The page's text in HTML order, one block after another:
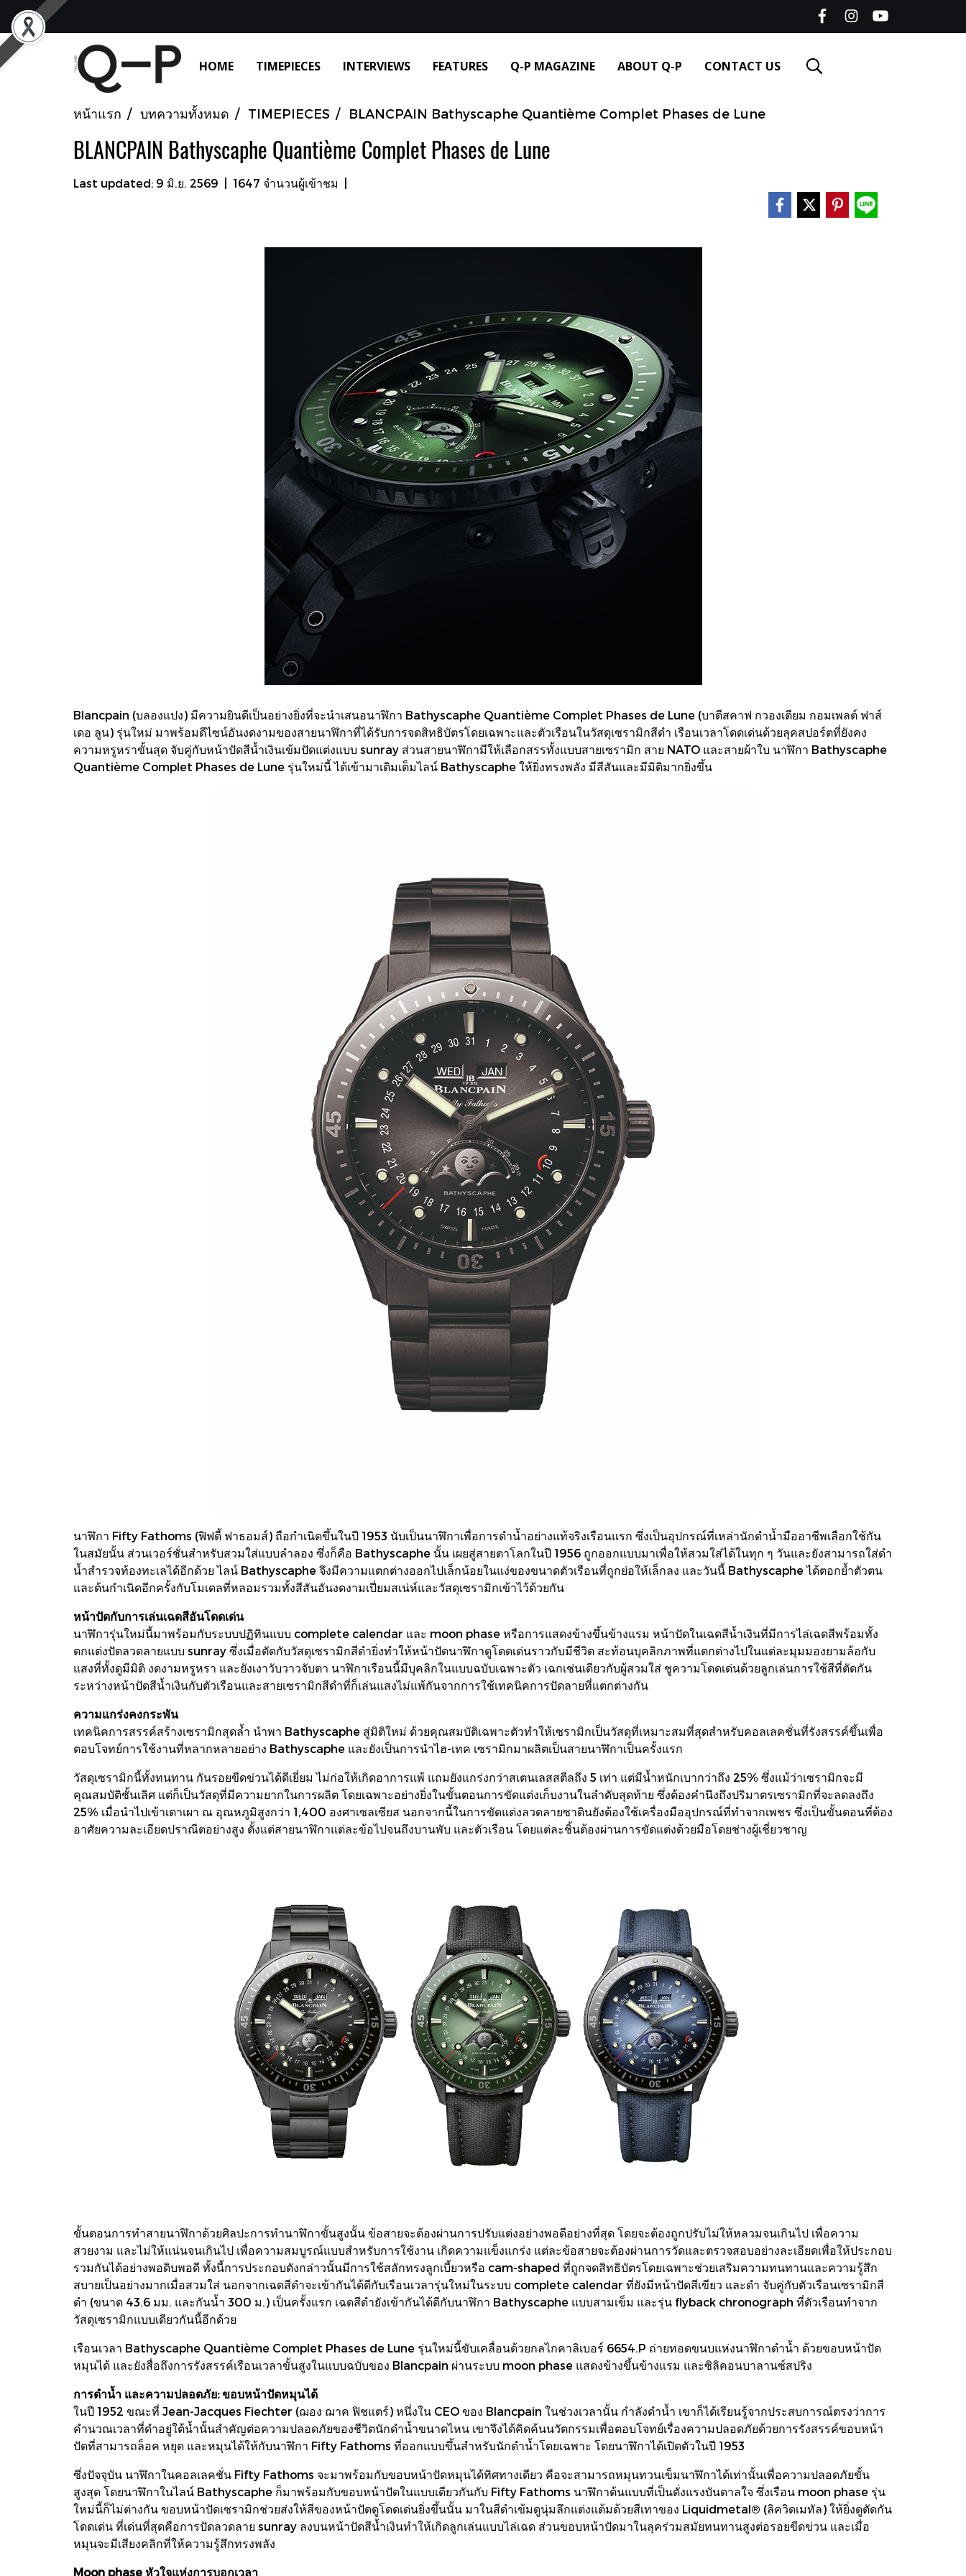
HOME TIMEPIECES INTERVIEWS FEATURES Q-P MAGAZINE ABOUT Q-P CONTACT US
หน้าแรก บทความทั้งหมด TIMEPIECES BLANCPAIN Bathyscaphe Quantième Complet Phases de Lune
BLANCPAIN Bathyscaphe Quantième Complet Phases de Lune
Last updated: 9 มิ.ย. 2569 1647 จำนวนผู้เข้าชม
Blancpain (บลองแปง) มีความยินดีเป็นอย่างยิ่งที่จะนำเสนอนาฬิกา Bathyscaphe Quantième Complet Phases de Lune (บาตีสคาฟ กวองเตียม กอมเพลต์ ฟาส์
เดอ ลูน) รุ่นใหม่ มาพร้อมดีไซน์อันงดงามของสายนาฬิกาที่ได้รับการจดสิทธิบัตรโดยเฉพาะและตัวเรือนในวัสดุเซรามิกสีดำ เรือนเวลาโดดเด่นด้วยลุคสปอร์ตที่ยังคง
ความหรูหราขั้นสุด จับคู่กับหน้าปัดสีน้ำเงินเข้มปัดแต่งแบบ sunray ส่วนสายนาฬิกามีให้เลือกสรรทั้งแบบสายเซรามิก สาย NATO และสายผ้าใบ นาฬิกา Bathyscaphe
Quantième Complet Phases de Lune รุ่นใหม่นี้ ได้เข้ามาเติมเต็มไลน์ Bathyscaphe ให้ยิ่งทรงพลัง มีสีสันและมีมิติมากยิ่งขึ้น
นาฬิกา Fifty Fathoms (ฟิฟตี้ ฟาธอมส์) ถือกำเนิดขึ้นในปี 1953 นับเป็นนาฬิกาเพื่อการดำน้ำอย่างแท้จริงเรือนแรก ซึ่งเป็นอุปกรณ์ที่เหล่านักดำน้ำมืออาชีพเลือกใช้กัน
ในสมัยนั้น ส่วนเวอร์ชั่นสำหรับสวมใส่แบบลำลอง ซึ่งก็คือ Bathyscaphe นั้น เผยสู่สายตาโลกในปี 1956 ถูกออกแบบมาเพื่อให้สวมใส่ได้ในทุก ๆ วันและยังสามารถใส่ดำ
น้ำสำรวจท้องทะเลได้อีกด้วย ไลน์ Bathyscaphe จึงมีความแตกต่างออกไปเล็กน้อยในแง่ของขนาดตัวเรือนที่ถูกย่อให้เล็กลง และวันนี้ Bathyscaphe ได้ตอกย้ำตัวตน
และต้นกำเนิดอีกครั้งกับโมเดลที่หลอมรวมทั้งสีสันอันงดงามเปี่ยมสเน่ห์และวัสดุเซรามิกเข้าไว้ด้วยกัน
หน้าปัดกับการเล่นเฉดสีอันโดดเด่น
นาฬิการุ่นใหม่นี้มาพร้อมกับระบบปฏิทินแบบ complete calendar และ moon phase หรือการแสดงข้างขึ้นข้างแรม หน้าปัดในเฉดสีน้ำเงินที่มีการไล่เฉดสีพร้อมทั้ง
ตกแต่งปัดลวดลายแบบ sunray ซึ่งเมื่อตัดกับวัสดุเซรามิกสีดำยิ่งทำให้หน้าปัดนาฬิกาดูโดดเด่นราวกับมีชีวิต สะท้อนบุคลิกภาพที่แตกต่างไปในแต่ละมุมมองยามล้อกับ
แสงที่ทั้งดูมีมิติ งดงามหรูหรา และยังเงาวับวาวจับตา นาฬิกาเรือนนี้มีบุคลิกในแบบฉบับเฉพาะตัว เฉกเช่นเดียวกับผู้สวมใส่ ชูความโดดเด่นด้วยลูกเล่นการใช้สีที่ตัดกัน
ระหว่างหน้าปัดสีน้ำเงินกับตัวเรือนและสายเซรามิกสีดำที่ก็เล่นแสงไม่แพ้กันจากการใช้เทคนิคการปัดลายที่แตกต่างกัน
ความแกร่งคงกระพัน
เทคนิคการสรรค์สร้างเซรามิกสุดล้ำ นำพา Bathyscaphe สู่มิติใหม่ ด้วยคุณสมบัติเฉพาะตัวทำให้เซรามิกเป็นวัสดุที่เหมาะสมที่สุดสำหรับคอลเลคชั่นที่รังสรรค์ขึ้นเพื่อ
ตอบโจทย์การใช้งานที่หลากหลายอย่าง Bathyscaphe และยังเป็นการนำไฮ-เทค เซรามิกมาผลิตเป็นสายนาฬิกาเป็นครั้งแรก
วัสดุเซรามิกนี้ทั้งทนทาน กันรอยขีดข่วนได้ดีเยี่ยม ไม่ก่อให้เกิดอาการแพ้ แถมยังแกร่งกว่าสเตนเลสสตีลถึง 5 เท่า แต่มีน้ำหนักเบากว่าถึง 25% ซึ่งแม้ว่าเซรามิกจะมี
คุณสมบัติชั้นเลิศ แต่ก็เป็นวัสดุที่มีความยากในการผลิต โดยเฉพาะอย่างยิ่งในขั้นตอนการขัดแต่งเก็บงานในลำดับสุดท้าย ซึ่งต้องคำนึงถึงปริมาตรเซรามิกที่จะลดลงถึง
25% เมื่อนำไปเข้าเตาเผา ณ อุณหภูมิสูงกว่า 1,400 องศาเซลเซียส นอกจากนี้ในการขัดแต่งลวดลายซาตินยังต้องใช้เครื่องมืออุปกรณ์ที่ทำจากเพชร ซึ่งเป็นขั้นตอนที่ต้อง
อาศัยความละเอียดปราณีตอย่างสูง ตั้งแต่สายนาฬิกาแต่ละข้อไปจนถึงบานพับ และตัวเรือน โดยแต่ละชิ้นต้องผ่านการขัดแต่งด้วยมือโดยช่างผู้เชี่ยวชาญ
ขั้นตอนการทำสายนาฬิกาด้วยศิลปะการทำนาฬิกาขั้นสูงนั้น ข้อสายจะต้องผ่านการปรับแต่งอย่างพอดีอย่างที่สุด โดยจะต้องถูกปรับไม่ให้หลวมจนเกินไป เพื่อความ
สวยงาม และไม่ให้แน่นจนเกินไป เพื่อความสมบูรณ์แบบสำหรับการใช้งาน เกิดความแข็งแกร่ง แต่ละข้อสายจะต้องผ่านการวัดและตรวจสอบอย่างละเอียดเพื่อให้ประกอบ
รวมกันได้อย่างพอดิบพอดี ทั้งนี้การประกอบดังกล่าวนั้นมีการใช้สลักทรงลูกเบี้ยวหรือ cam-shaped ที่ถูกจดสิทธิบัตรโดยเฉพาะช่วยเสริมความทนทานและความรู้สึก
สบายเป็นอย่างมากเมื่อสวมใส่ นอกจากเฉดสีดำจะเข้ากันได้ดีกับเรือนเวลารุ่นใหม่ในระบบ complete calendar ที่ยังมีหน้าปัดสีเขียว และดำ จับคู่กับตัวเรือนเซรามิกสี
ดำ (ขนาด 43.6 มม. และกันน้ำ 300 ม.) เป็นครั้งแรก เฉดสีดำยังเข้ากันได้ดีกับนาฬิกา Bathyscaphe แบบสามเข็ม และรุ่น flyback chronograph ที่ตัวเรือนทำจาก
วัสดุเซรามิกแบบเดียวกันนี้อีกด้วย
เรือนเวลา Bathyscaphe Quantième Complet Phases de Lune รุ่นใหม่นี้ขับเคลื่อนด้วยกลไกคาลิเบอร์ 6654.P ถ่ายทอดขนบแห่งนาฬิกาดำน้ำ ด้วยขอบหน้าปัด
หมุนได้ และยังสื่อถึงการรังสรรค์เรือนเวลาขั้นสูงในแบบฉบับของ Blancpain ผ่านระบบ moon phase แสดงข้างขึ้นข้างแรม และซิลิคอนบาลานซ์สปริง
การดำน้ำ และความปลอดภัย: ขอบหน้าปัดหมุนได้
ในปี 1952 ขณะที่ Jean-Jacques Fiechter (ฌอง ฌาค ฟิชแตร์) หนึ่งใน CEO ของ Blancpain ในช่วงเวลานั้น กำลังดำน้ำ เขาก็ได้เรียนรู้จากประสบการณ์ตรงว่าการ
คำนวณเวลาที่ดำอยู่ใต้น้ำนั้นสำคัญต่อความปลอดภัยของชีวิตนักดำน้ำขนาดไหน เขาจึงได้คิดค้นนวัตกรรมเพื่อตอบโจทย์เรื่องความปลอดภัยด้วยการรังสรรค์ขอบหน้า
ปัดที่สามารถล็อค หยุด และหมุนได้ให้กับนาฬิกา Fifty Fathoms ที่ออกแบบขึ้นสำหรับนักดำน้ำโดยเฉพาะ โดยนาฬิกาได้เปิดตัวในปี 1953
ซึ่งปัจจุบัน นาฬิกาในคอลเลคชั่น Fifty Fathoms จะมาพร้อมกับขอบหน้าปัดหมุนได้ทิศทางเดียว คือจะสามารถหมุนทวนเข็มนาฬิกาได้เท่านั้นเพื่อความปลอดภัยขั้น
สูงสุด โดยนาฬิกาในไลน์ Bathyscaphe ก็มาพร้อมกับขอบหน้าปัดในแบบเดียวกันกับ Fifty Fathoms นาฬิกาต้นแบบที่เป็นดั่งแรงบันดาลใจ ซึ่งเรือน moon phase รุ่น
ใหม่นี้ก็ไม่ต่างกัน ขอบหน้าปัดเซรามิกช่วยส่งให้สีของหน้าปัดดูโดดเด่นยิ่งขึ้นนั้น มาในสีดำเข้มดูนุ่มลึกแต่งแต้มด้วยสีเทาของ Liquidmetal® (ลิควิดเมทัล) ให้ยิ่งดูตัดกัน
โดดเด่น ที่เด่นที่สุดคือการปัดลวดลาย sunray ลงบนหน้าปัดสีน้ำเงินทำให้เกิดลูกเล่นแบบไล่เฉด ส่วนขอบหน้าปัดมาในลุคร่วมสมัยทนทานสูงต่อรอยขีดข่วน และเมื่อ
หมุนจะมีเสียงคลิกที่ให้ความรู้สึกทรงพลัง
Moon phase หัวใจแห่งการบอกเวลา